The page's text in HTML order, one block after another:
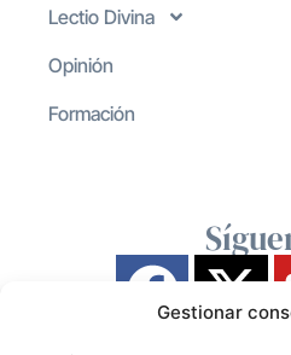
Gestionar
Lectio Divina
Opinión
Formación